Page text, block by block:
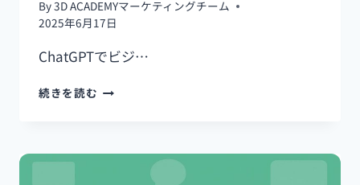
5
の
練
By3D ACADEMYマーケティングチーム
2025年6月17日
ChatGPTでビジ…
続きを読む CHATGPT
ネ